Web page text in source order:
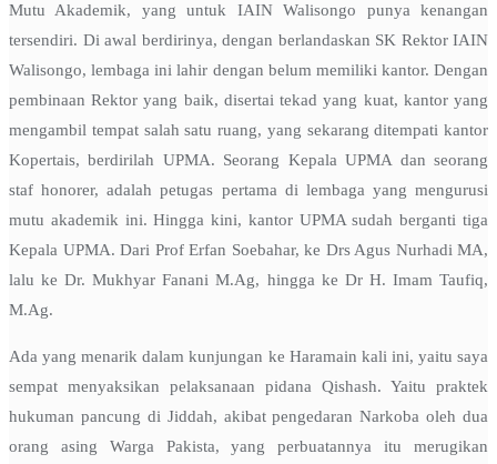
Mutu Akademik, yang untuk IAIN Walisongo punya kenangan
tersendiri. Di awal berdirinya, dengan berlandaskan SK Rektor IAIN
Walisongo, lembaga ini lahir dengan belum memiliki kantor. Dengan
pembinaan Rektor yang baik, disertai tekad yang kuat, kantor yang
mengambil tempat salah satu ruang, yang sekarang ditempati kantor
Kopertais, berdirilah UPMA. Seorang Kepala UPMA dan seorang
staf honorer, adalah petugas pertama di lembaga yang mengurusi
mutu akademik ini. Hingga kini, kantor UPMA sudah berganti tiga
Kepala UPMA. Dari Prof Erfan Soebahar, ke Drs Agus Nurhadi MA,
lalu ke Dr. Mukhyar Fanani M.Ag, hingga ke Dr H. Imam Taufiq,
M.Ag.
Ada yang menarik dalam kunjungan ke Haramain kali ini, yaitu saya
sempat menyaksikan pelaksanaan pidana Qishash. Yaitu praktek
hukuman pancung di Jiddah, akibat pengedaran Narkoba oleh dua
orang asing Warga Pakista, yang perbuatannya itu merugikan